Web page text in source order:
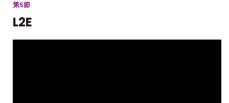
第5節
L2E